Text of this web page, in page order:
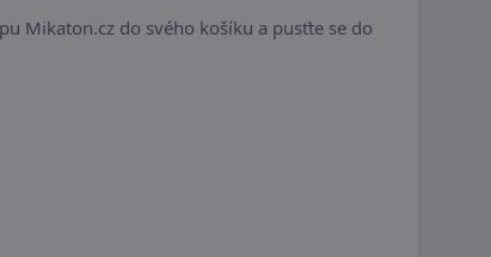
Mikaton.cz do svého košíku a pusťte se do